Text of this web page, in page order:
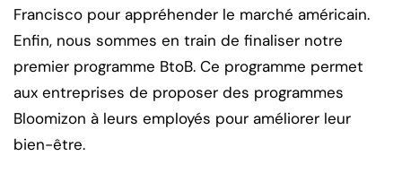
Francisco pour appréhender le marché américain.
Enfin, nous sommes en train de finaliser notre
premier programme BtoB. Ce programme permet
aux entreprises de proposer des programmes
Bloomizon à leurs employés pour améliorer leur
bien-être.